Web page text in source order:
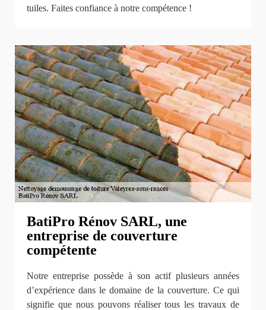
tuiles. Faites confiance à notre compétence !
BatiPro Rénov SARL, une
entreprise de couverture
compétente
Notre entreprise possède à son actif plusieurs années
d’expérience dans le domaine de la couverture. Ce qui
signifie que nous pouvons réaliser tous les travaux de